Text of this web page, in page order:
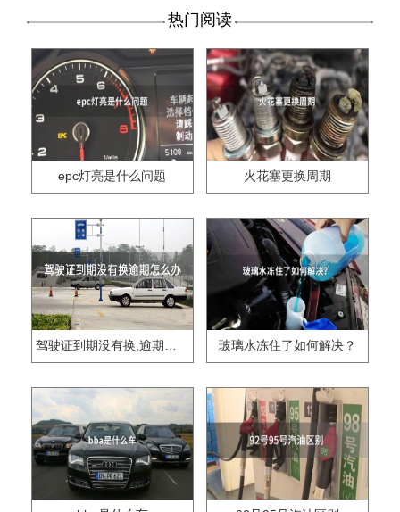
热门阅读
epc灯亮是什么问题 火花塞更换周期
驾驶证到期没有换,逾期怎么办?? 玻璃水冻住了如何解决？